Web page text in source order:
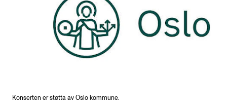
Konserten er støtta av Oslo kommune.